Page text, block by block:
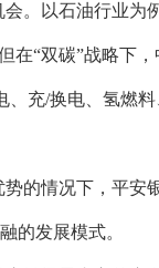
。以石油行业为
“双碳”战略下
、充/换电、氢燃
的情况下，平安
的发展模式。